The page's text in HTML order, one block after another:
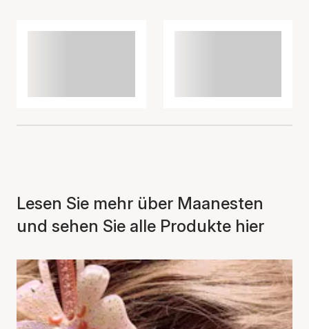
Lesen Sie mehr über Maanesten
und sehen Sie alle Produkte hier